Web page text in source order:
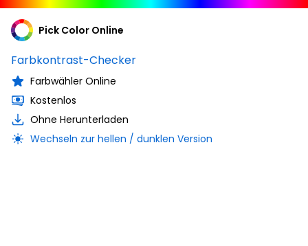
Pick Color Online
Farbkontrast-Checker
Farbwähler Online
Kostenlos
Ohne Herunterladen
Wechseln zur hellen / dunklen Version